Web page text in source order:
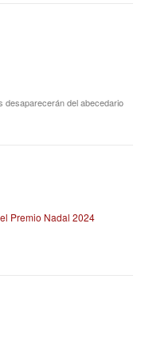
desaparecerán del abecedario
Premio Nadal 2024